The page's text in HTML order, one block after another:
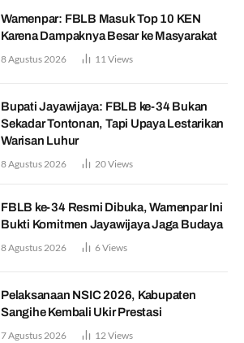
Wamenpar: FBLB Masuk Top 10 KEN
Karena Dampaknya Besar ke Masyarakat
8 Agustus 2026 11Views
Bupati Jayawijaya: FBLB ke-34 Bukan
Sekadar Tontonan, Tapi Upaya Lestarikan
Warisan Luhur
8 Agustus 2026 20Views
FBLB ke-34 Resmi Dibuka, Wamenpar Ini
Bukti Komitmen Jayawijaya Jaga Budaya
8 Agustus 2026 6Views
Pelaksanaan NSIC 2026, Kabupaten
Sangihe Kembali Ukir Prestasi
7 Agustus 2026 12Views